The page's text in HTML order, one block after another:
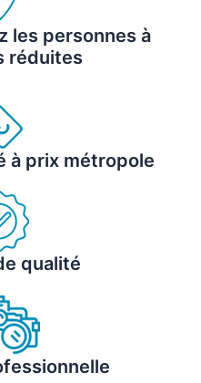
les personnes à
réduites
à prix métropole
qualité